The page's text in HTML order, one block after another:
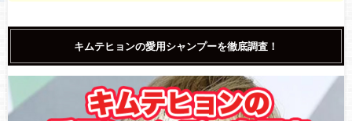
キムテヒョンの愛用シャンプーを徹底調査！